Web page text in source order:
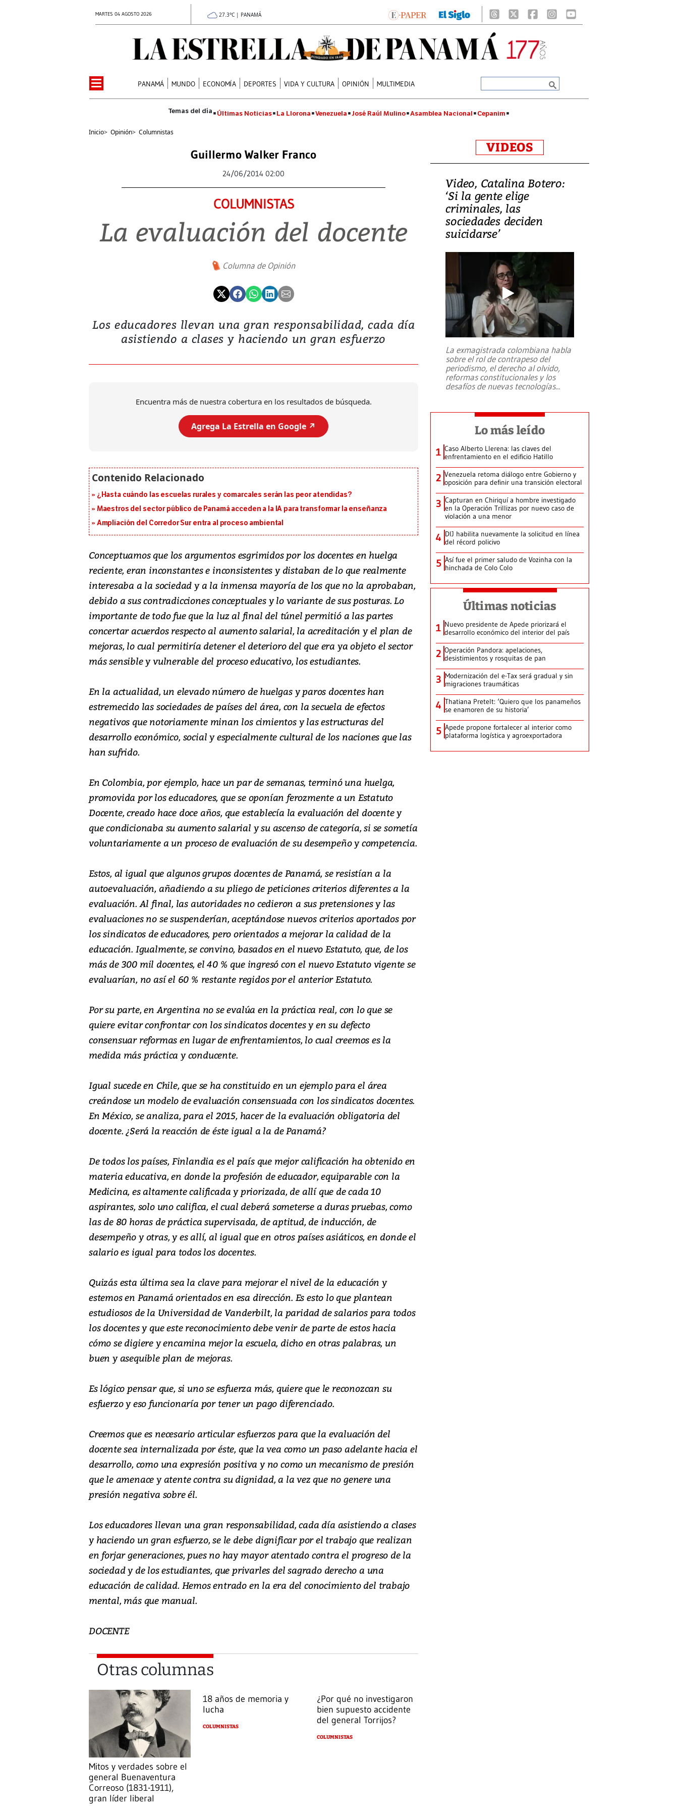
MARTES 04 AGOSTO 2026 27.3°C | PANAMÁ
PANAMÁ MUNDO ECONOMÍA DEPORTES VIDA Y CULTURA OPINIÓN MULTIMEDIA
Últimas Noticias La Llorona Venezuela José Raúl Mulino Asamblea Nacional Cepanim
Inicio> Opinión> Columnistas
Guillermo Walker Franco
24/06/2014 02:00
COLUMNISTAS
La evaluación del docente
Columna de Opinión
Los educadores llevan una gran responsabilidad, cada día
asistiendo a clases y haciendo un gran esfuerzo
Encuentra más de nuestra cobertura en los resultados de búsqueda.
Agrega La Estrella en Google ↗️
¿Hasta cuándo las escuelas rurales y comarcales serán las peor atendidas?
Maestros del sector público de Panamá acceden a la IA para transformar la enseñanza
Ampliación del Corredor Sur entra al proceso ambiental
Conceptuamos que los argumentos esgrimidos por los docentes en huelga
reciente, eran inconstantes e inconsistentes y distaban de lo que realmente
interesaba a la sociedad y a la inmensa mayoría de los que no la aprobaban,
debido a sus contradicciones conceptuales y lo variante de sus posturas. Lo
importante de todo fue que la luz al final del túnel permitió a las partes
concertar acuerdos respecto al aumento salarial, la acreditación y el plan de
mejoras, lo cual permitiría detener el deterioro del que era ya objeto el sector
más sensible y vulnerable del proceso educativo, los estudiantes.
En la actualidad, un elevado número de huelgas y paros docentes han
estremecido las sociedades de países del área, con la secuela de efectos
negativos que notoriamente minan los cimientos y las estructuras del
desarrollo económico, social y especialmente cultural de los naciones que las
han sufrido.
En Colombia, por ejemplo, hace un par de semanas, terminó una huelga,
promovida por los educadores, que se oponían ferozmente a un Estatuto
Docente, creado hace doce años, que establecía la evaluación del docente y
que condicionaba su aumento salarial y su ascenso de categoría, si se sometía
voluntariamente a un proceso de evaluación de su desempeño y competencia.
Estos, al igual que algunos grupos docentes de Panamá, se resistían a la
autoevaluación, añadiendo a su pliego de peticiones criterios diferentes a la
evaluación. Al final, las autoridades no cedieron a sus pretensiones y las
evaluaciones no se suspenderían, aceptándose nuevos criterios aportados por
los sindicatos de educadores, pero orientados a mejorar la calidad de la
educación. Igualmente, se convino, basados en el nuevo Estatuto, que, de los
más de 300 mil docentes, el 40 % que ingresó con el nuevo Estatuto vigente se
evaluarían, no así el 60 % restante regidos por el anterior Estatuto.
Por su parte, en Argentina no se evalúa en la práctica real, con lo que se
quiere evitar confrontar con los sindicatos docentes y en su defecto
consensuar reformas en lugar de enfrentamientos, lo cual creemos es la
medida más práctica y conducente.
Igual sucede en Chile, que se ha constituido en un ejemplo para el área
creándose un modelo de evaluación consensuada con los sindicatos docentes.
En México, se analiza, para el 2015, hacer de la evaluación obligatoria del
docente. ¿Será la reacción de éste igual a la de Panamá?
De todos los países, Finlandia es el país que mejor calificación ha obtenido en
materia educativa, en donde la profesión de educador, equiparable con la
Medicina, es altamente calificada y priorizada, de allí que de cada 10
aspirantes, solo uno califica, el cual deberá someterse a duras pruebas, como
las de 80 horas de práctica supervisada, de aptitud, de inducción, de
desempeño y otras, y es allí, al igual que en otros países asiáticos, en donde el
salario es igual para todos los docentes.
Quizás esta última sea la clave para mejorar el nivel de la educación y
estemos en Panamá orientados en esa dirección. Es esto lo que plantean
estudiosos de la Universidad de Vanderbilt, la paridad de salarios para todos
los docentes y que este reconocimiento debe venir de parte de estos hacia
cómo se digiere y encamina mejor la escuela, dicho en otras palabras, un
buen y asequible plan de mejoras.
Es lógico pensar que, si uno se esfuerza más, quiere que le reconozcan su
esfuerzo y eso funcionaría por tener un pago diferenciado.
Creemos que es necesario articular esfuerzos para que la evaluación del
docente sea internalizada por éste, que la vea como un paso adelante hacia el
desarrollo, como una expresión positiva y no como un mecanismo de presión
que le amenace y atente contra su dignidad, a la vez que no genere una
presión negativa sobre él.
Los educadores llevan una gran responsabilidad, cada día asistiendo a clases
y haciendo un gran esfuerzo, se le debe dignificar por el trabajo que realizan
en forjar generaciones, pues no hay mayor atentado contra el progreso de la
sociedad y de los estudiantes, que privarles del sagrado derecho a una
educación de calidad. Hemos entrado en la era del conocimiento del trabajo
mental, más que manual.
DOCENTE
Otras columnas
Mitos y verdades sobre el
general Buenaventura
Correoso (1831-1911),
gran líder liberal
18 años de memoria y
lucha
COLUMNISTAS
¿Por qué no investigaron
bien supuesto accidente
del general Torrijos?
COLUMNISTAS
VIDEOS
Video, Catalina Botero:
‘Si la gente elige
criminales, las
sociedades deciden
suicidarse’
La exmagistrada colombiana habla
sobre el rol de contrapeso del
periodismo, el derecho al olvido,
reformas constitucionales y los
desafíos de nuevas tecnologías...
Lo más leído
1 Caso Alberto Llerena: las claves del
enfrentamiento en el edificio Hatillo
2 Venezuela retoma diálogo entre Gobierno y
oposición para definir una transición electoral
3 Capturan en Chiriquí a hombre investigado
en la Operación Trillizas por nuevo caso de
violación a una menor
4 DIJ habilita nuevamente la solicitud en línea
del récord policivo
5 Así fue el primer saludo de Vozinha con la
hinchada de Colo Colo
Últimas noticias
1 Nuevo presidente de Apede priorizará el
desarrollo económico del interior del país
2 Operación Pandora: apelaciones,
desistimientos y rosquitas de pan
3 Modernización del e-Tax será gradual y sin
migraciones traumáticas
4 Thatiana Pretelt: ‘Quiero que los panameños
se enamoren de su historia’
5 Apede propone fortalecer al interior como
plataforma logística y agroexportadora